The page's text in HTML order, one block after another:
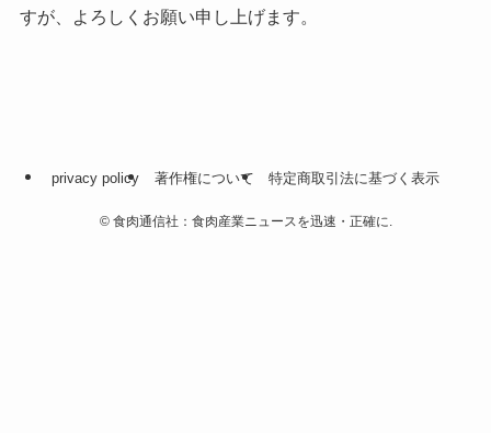
すが、よろしくお願い申し上げます。
privacy policy 著作権について 特定商取引法に基づく表示
©食肉通信社：食肉産業ニュースを迅速・正確に.